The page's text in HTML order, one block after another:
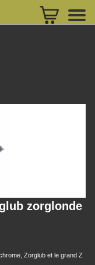
zorglonde
Zorglub et le grand Z